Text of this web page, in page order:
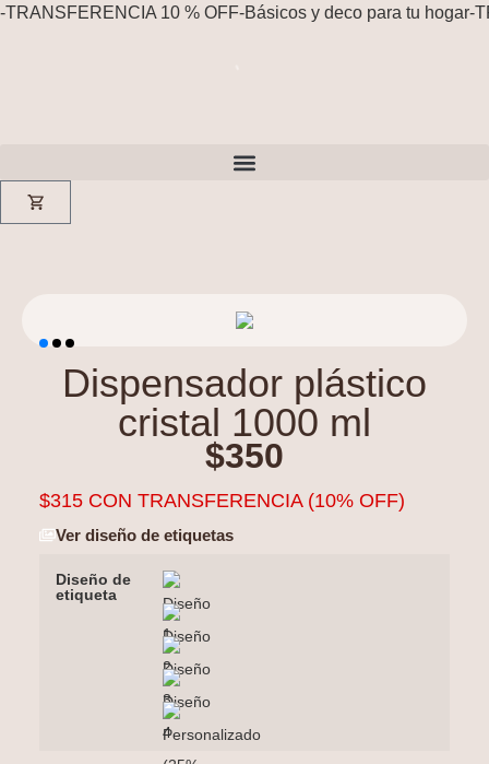
-TRANSFERENCIA 10 % OFF-Básicos y deco para tu hogar-
Dispensador plástico
cristal 1000 ml
$350
$315 CON TRANSFERENCIA (10% OFF)
Ver diseño de etiquetas
Diseño de
etiqueta